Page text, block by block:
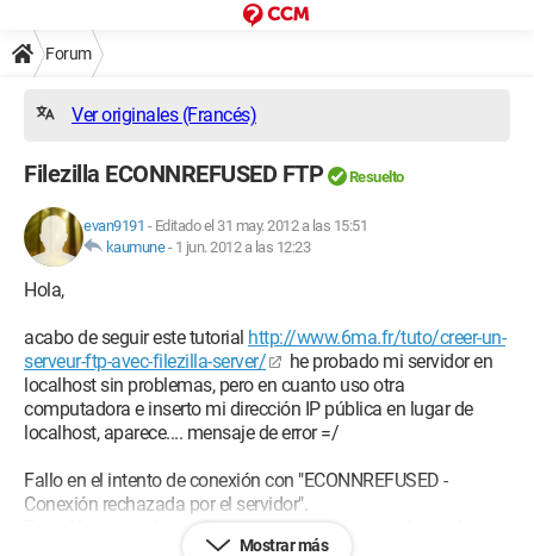
Forum
Ver originales (Francés)
Filezilla ECONNREFUSED FTP Resuelto
evan9191 - Editado el 31 may. 2012 a las 15:51
kaumune- 1 jun. 2012 a las 12:23
Hola,
acabo de seguir este tutorial http://www.6ma.fr/tuto/creer-un-
serveur-ftp-avec-filezilla-server/
he probado mi servidor en
localhost sin problemas, pero en cuanto uso otra
computadora e inserto mi dirección IP pública en lugar de
localhost, aparece.... mensaje de error =/
Fallo en el intento de conexión con "ECONNREFUSED -
Conexión rechazada por el servidor".
Error: No se puede establecer una conexión con el servidor
Mostrar más